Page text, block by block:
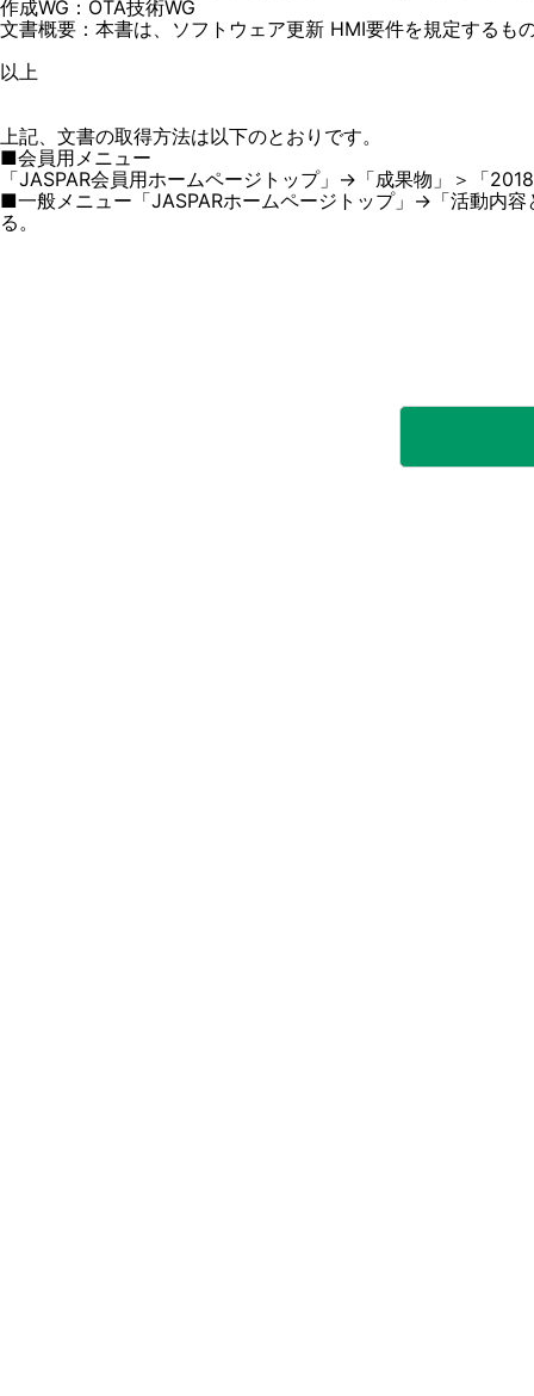
作成WG：OTA技術WG
文書概要：本書は、ソフトウェア更新 HMI要件を規定するも
以上
上記、文書の取得方法は以下のとおりです。
■会員用メニュー
「JASPAR会員用ホームページトップ」→「成果物」＞「
■一般メニュー「JASPARホームページトップ」→「活動内
る。